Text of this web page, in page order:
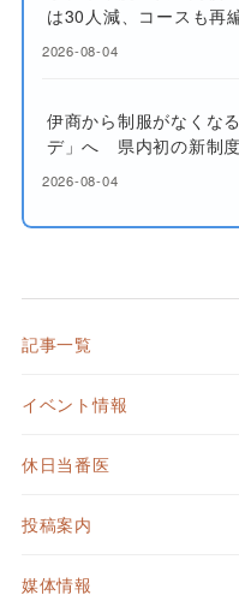
は30人減、コースも再
2026-08-04
伊商から制服がなくな
デ」へ 県内初の新制
2026-08-04
記事一覧
イベント情報
休日当番医
投稿案内
媒体情報